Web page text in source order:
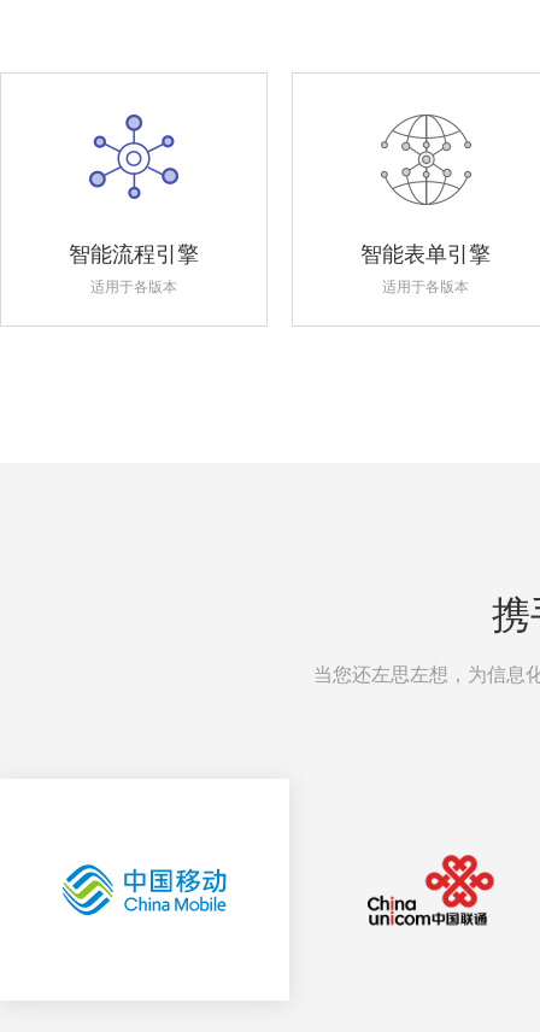
智能流程引擎
适用于各版本
智能表单引擎
适用于各版本
携
当您还左思左想，为信息